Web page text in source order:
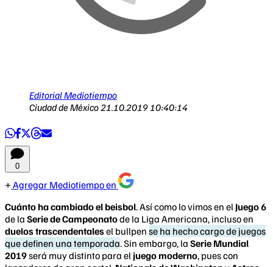
Editorial Mediotiempo
Ciudad de México21.10.2019 10:40:14
0
Agregar Mediotiempo en
Cuánto ha cambiado el beisbol. Así como lo vimos en el Juego 6
de la Serie de Campeonatode la Liga Americana, incluso en
duelos trascendentalesel bullpen se ha hecho cargo de juegos
que definen una temporada. Sin embargo, la Serie Mundial
2019será muy distinto para el juego moderno, pues con